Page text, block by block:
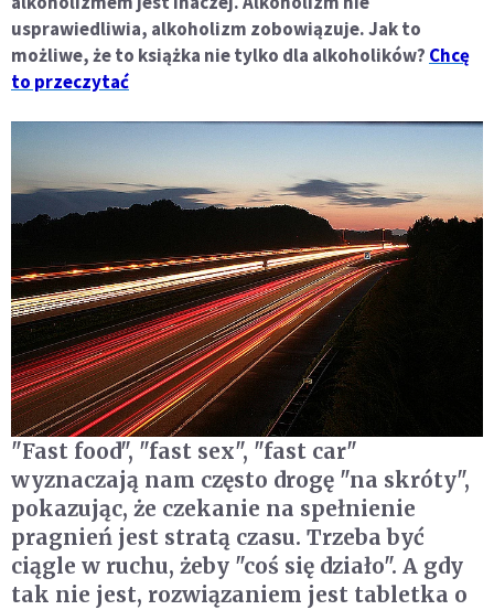
usprawiedliwia, alkoholizm zobowiązuje. Jak to
możliwe, że to książka nie tylko dla alkoholików? Chcę
to przeczytać
"Fast food", "fast sex", "fast car"
wyznaczają nam często drogę "na skróty",
pokazując, że czekanie na spełnienie
pragnień jest stratą czasu. Trzeba być
ciągle w ruchu, żeby "coś się działo". A gdy
tak nie jest, rozwiązaniem jest tabletka o